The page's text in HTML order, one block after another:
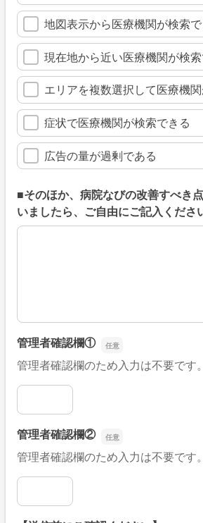
地図表示から医療機関が検索
現在地から近い医療機関が検
エリアを複数選択して医療機
症状で医療機関が検索できる
広告の量が過剰である
■そのほか、病院なびの改善すべき
いましたら、ご自由にご記入くださ
■そのほか、病院なびの改善すべき
管理者確認欄①
管理者確認欄のため入力は不要です。
管理者確認欄①
管理者確認欄②
管理者確認欄のため入力は不要です。
管理者確認欄②